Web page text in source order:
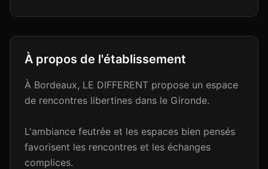
À propos de l'établissement
À Bordeaux, LE DIFFERENT propose un espace
de rencontres libertines dans le Gironde.
L'ambiance feutrée et les espaces bien pensés
favorisent les rencontres et les échanges
complices.